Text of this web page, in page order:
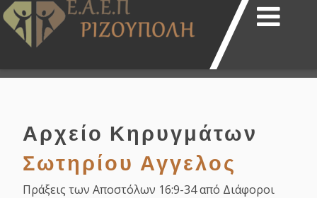
Αρχείο Κηρυγμάτων
Σωτηρίου Αγγελος
Πράξεις των Αποστόλων 16:9-34 από Διάφοροι